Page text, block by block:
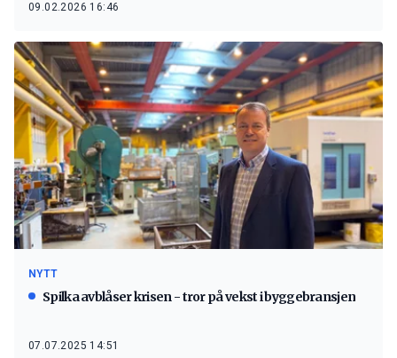
09.02.2026 16:46
NYTT
Spilka avblåser krisen - tror på vekst i byggebransjen
07.07.2025 14:51